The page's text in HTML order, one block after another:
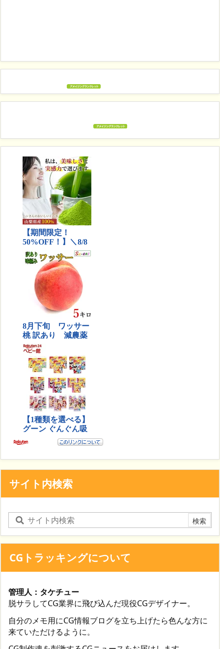
サイト内検索
CGトラッキングについて
管理人：タケチュー
脱サラしてCG業界に飛び込んだ現役CGデザイナー。
自分のメモ用にCG情報ブログを立ち上げたら色んな方に
来ていただけるように。